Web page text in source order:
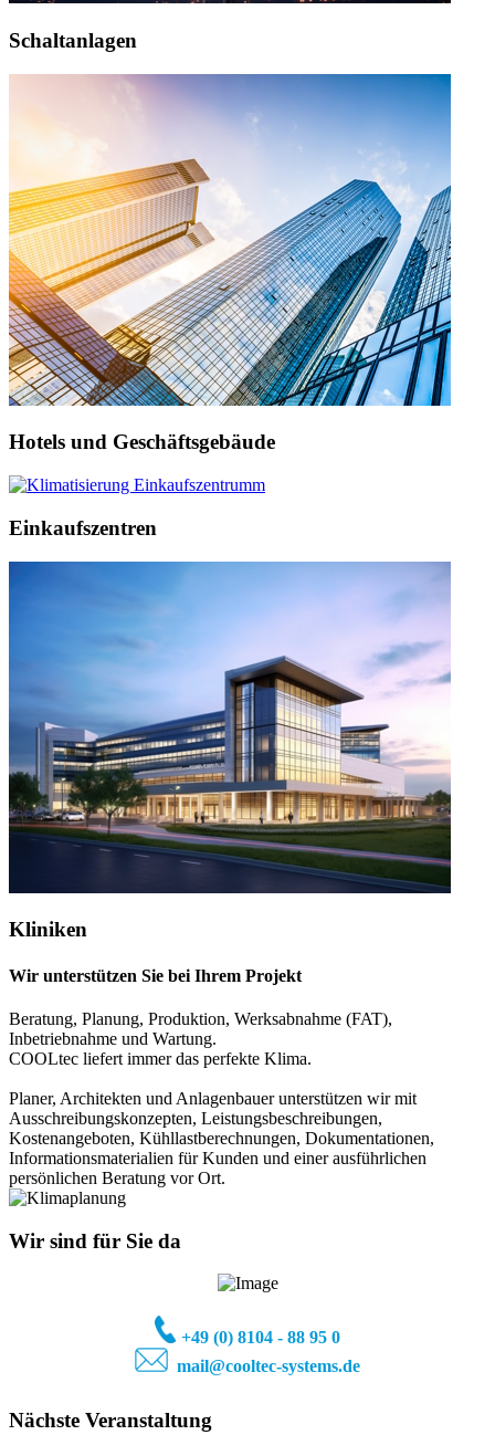
Schaltanlagen
Hotels und Geschäftsgebäude
Einkaufszentren
Kliniken
Wir unterstützen Sie bei Ihrem Projekt
Beratung, Planung, Produktion, Werksabnahme (FAT),
Inbetriebnahme und Wartung.
COOLtec liefert immer das perfekte Klima.
Planer, Architekten und Anlagenbauer unterstützen wir mit
Ausschreibungskonzepten, Leistungsbeschreibungen,
Kostenangeboten, Kühllastberechnungen, Dokumentationen,
Informationsmaterialien für Kunden und einer ausführlichen
persönlichen Beratung vor Ort.
Wir sind für Sie da
+49 (0) 8104 - 88 95 0
mail@cooltec-systems.de
Nächste Veranstaltung